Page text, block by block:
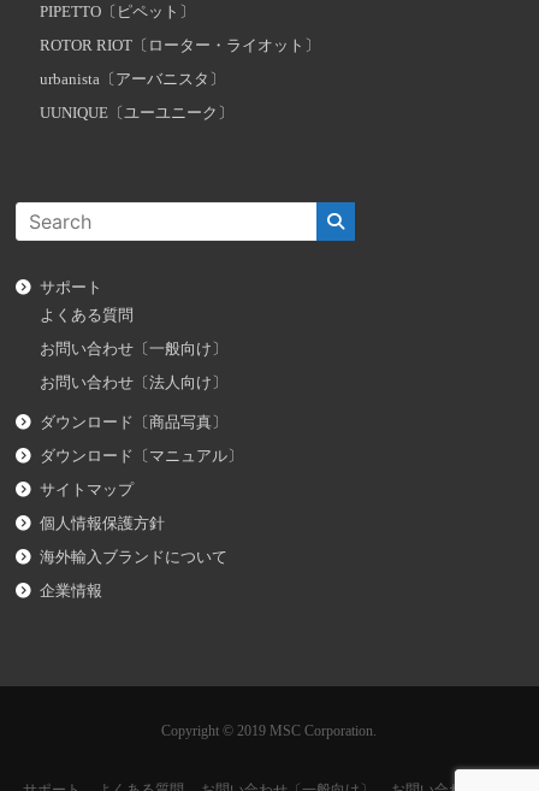
PIPETTO〔ピペット〕
ROTOR RIOT〔ローター・ライオット〕
urbanista〔アーバニスタ〕
UUNIQUE〔ユーユニーク〕
サポート
よくある質問
お問い合わせ〔一般向け〕
お問い合わせ〔法人向け〕
ダウンロード〔商品写真〕
ダウンロード〔マニュアル〕
サイトマップ
個人情報保護方針
海外輸入ブランドについて
企業情報
Copyright © 2019 MSC Corporation.